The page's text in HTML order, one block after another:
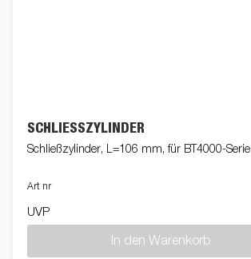
SCHLIESSZYLINDER
Schließzylinder, L=106 mm, für BT4000-Serie
Art nr
UVP
In den Warenkorb